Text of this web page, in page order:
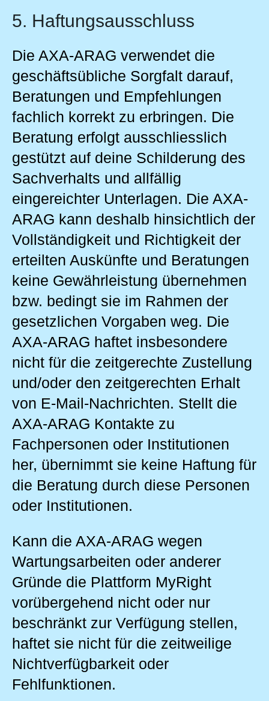
5. Haftungsausschluss
Die AXA-ARAG verwendet die
geschäftsübliche Sorgfalt darauf,
Beratungen und Empfehlungen
fachlich korrekt zu erbringen. Die
Beratung erfolgt ausschliesslich
gestützt auf deine Schilderung des
Sachverhalts und allfällig
eingereichter Unterlagen. Die AXA-
ARAG kann deshalb hinsichtlich der
Vollständigkeit und Richtigkeit der
erteilten Auskünfte und Beratungen
keine Gewährleistung übernehmen
bzw. bedingt sie im Rahmen der
gesetzlichen Vorgaben weg. Die
AXA-ARAG haftet insbesondere
nicht für die zeitgerechte Zustellung
und/oder den zeitgerechten Erhalt
von E-Mail-Nachrichten. Stellt die
AXA-ARAG Kontakte zu
Fachpersonen oder Institutionen
her, übernimmt sie keine Haftung für
die Beratung durch diese Personen
oder Institutionen.
Kann die AXA-ARAG wegen
Wartungsarbeiten oder anderer
Gründe die Plattform MyRight
vorübergehend nicht oder nur
beschränkt zur Verfügung stellen,
haftet sie nicht für die zeitweilige
Nichtverfügbarkeit oder
Fehlfunktionen.